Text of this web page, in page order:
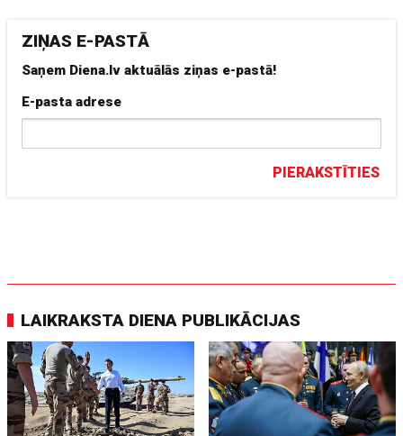
ZIŅAS E-PASTĀ
Saņem Diena.lv aktuālās ziņas e-pastā!
E-pasta adrese
PIERAKSTĪTIES
LAIKRAKSTA DIENA PUBLIKĀCIJAS